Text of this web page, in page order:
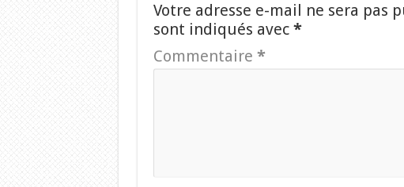
Votre adresse e-mail ne sera pas
sont indiqués avec *
Commentaire *